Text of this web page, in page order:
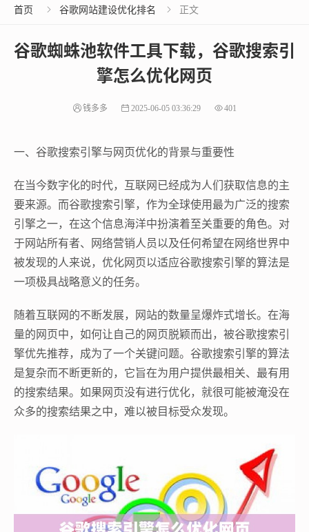
首页  谷歌网站建设优化排名  正文
谷歌蜘蛛池软件工具下载，谷歌搜索引
擎怎么优化网页
钱多多 2025-06-05 03:36:29 401
一、谷歌搜索引擎与网页优化的背景与重要性
在当今数字化的时代，互联网已经成为人们获取信息的主
要来源。而谷歌搜索引擎，作为全球使用最为广泛的搜索
引擎之一，在这个信息海洋中扮演着至关重要的角色。对
于网站所有者、网络营销人员以及任何希望在网络世界中
被发现的人来说，优化网页以适应谷歌搜索引擎的算法是
一项极具战略意义的任务。
随着互联网的不断发展，网站的数量呈爆炸式增长。在海
量的网页中，如何让自己的网页脱颖而出，被谷歌搜索引
擎优先推荐，成为了一个关键问题。谷歌搜索引擎的算法
是复杂而不断更新的，它旨在为用户提供最相关、最有用
的搜索结果。如果网页没有进行优化，就很可能被淹没在
众多的搜索结果之中，难以被目标受众发现。